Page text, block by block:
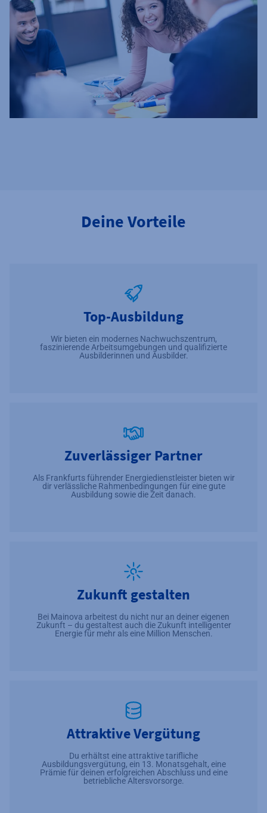
Deine Vorteile
Top-Ausbildung
Wir bieten ein modernes Nachwuchszentrum,
faszinierende Arbeitsumgebungen und qualifizierte
Ausbilderinnen und Ausbilder.
Zuverlässiger Partner
Als Frankfurts führender Energiedienstleister bieten wir
dir verlässliche Rahmenbedingungen für eine gute
Ausbildung sowie die Zeit danach.
Zukunft gestalten
Bei Mainova arbeitest du nicht nur an deiner eigenen
Zukunft – du gestaltest auch die Zukunft intelligenter
Energie für mehr als eine Million Menschen.
Attraktive Vergütung
Du erhältst eine attraktive tarifliche
Ausbildungsvergütung, ein 13. Monatsgehalt, eine
Prämie für deinen erfolgreichen Abschluss und eine
betriebliche Altersvorsorge.